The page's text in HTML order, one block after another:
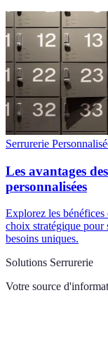
Serrurerie
Les avantages
personnalisées
Explorez les bénéfices
choix stratégique pour
besoins uniques.
Solutions Serrurerie
Votre source